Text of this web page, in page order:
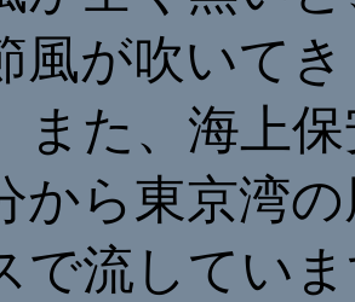
風が吹いて
また、海上
から東京湾
で流してい